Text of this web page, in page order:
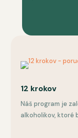
12 krokov
Náš program je
alkoholikov, ktoré